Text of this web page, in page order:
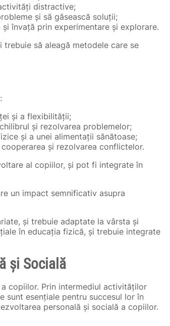
distractive;
și să găsească soluții;
învață prin experimentare și explorare.
să aleagă metodele care se
și a flexibilității;
și rezolvarea problemelor;
și a unei alimentații sănătoase;
și rezolvarea conflictelor.
al copiilor, și pot fi integrate în
un impact semnificativ asupra
și trebuie adaptate la vârsta și
în educația fizică, și trebuie integrate
și Socială
copiilor. Prin intermediul activităților
esențiale pentru succesul lor în
personală și socială a copiilor.